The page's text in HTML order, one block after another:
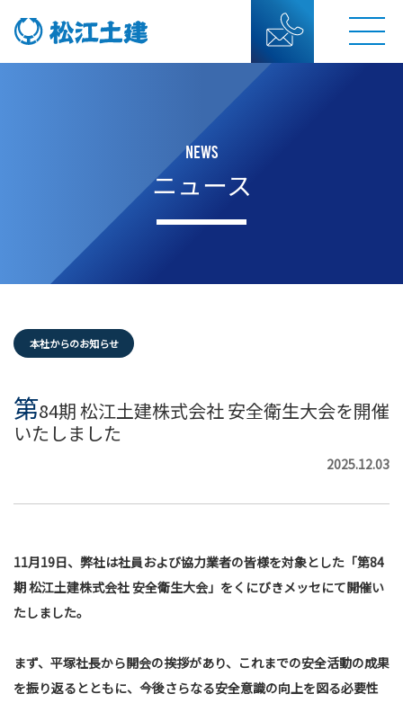
NEWS
ニュース
本社からのお知らせ
第84期 松江土建株式会社 安全衛生大会を開催
いたしました
2025.12.03
11月19日、弊社は社員および協力業者の皆様を対象とした「第84
期 松江土建株式会社 安全衛生大会」をくにびきメッセにて開催い
たしました。
まず、平塚社長から開会の挨拶があり、これまでの安全活動の成果
を振り返るとともに、今後さらなる安全意識の向上を図る必要性